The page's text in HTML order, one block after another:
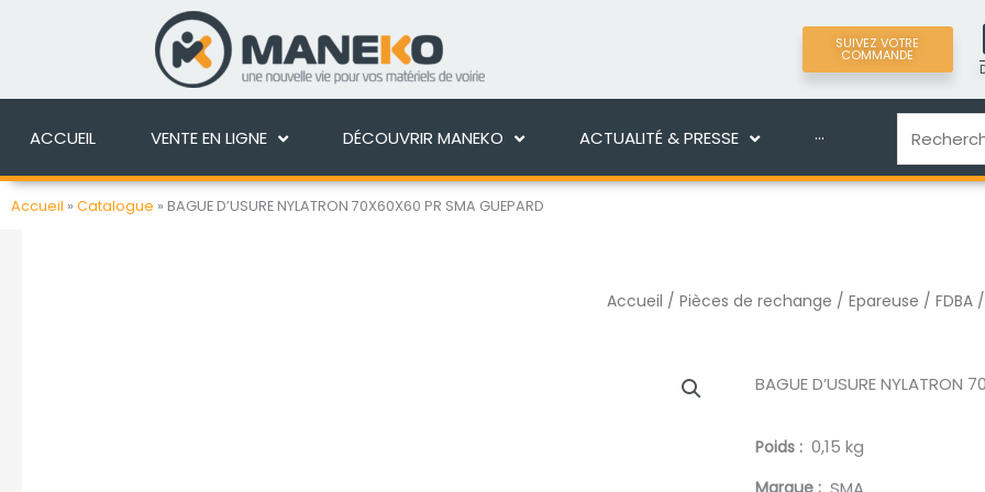
SUIVEZ VOTRE
COMMANDE
ACCUEIL VENTE EN LIGNE DÉCOUVRIR MANEKO ACTUALITÉ & PRESSE ···
ACCUEIL VENTE EN LIGNE ACTUALITÉ &
Accueil » Catalogue » BAGUE D’USURE NYLATRON 70X60X60 PR SMA GUEPARD
Accueil / Pièces de rechange / Epareuse / FDBA
BAGUE D’USURE NYLATRON
Poids 0,15 kg